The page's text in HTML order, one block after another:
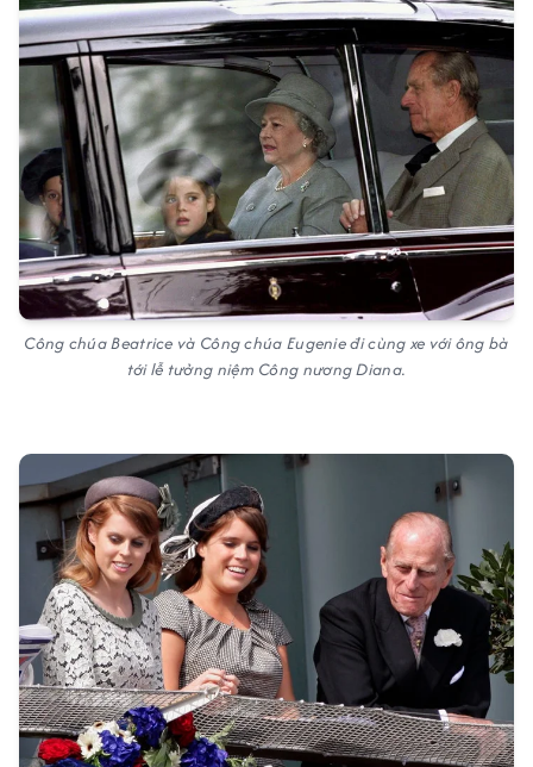
Công chúa Beatrice và Công chúa Eugenie đi cùng xe với ông bà
tới lễ tưởng niệm Công nương Diana.